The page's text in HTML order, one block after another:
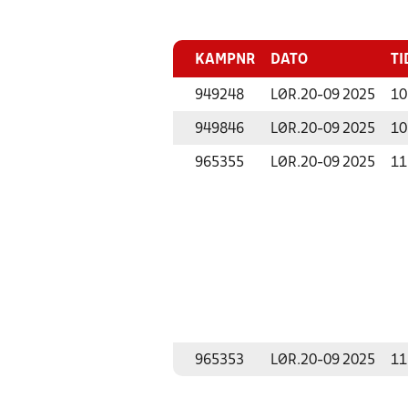
KAMPNR DATO
949248 LØR.20-09 2025
949846 LØR.20-09 2025
965355 LØR.20-09 2025
965353 LØR.20-09 2025